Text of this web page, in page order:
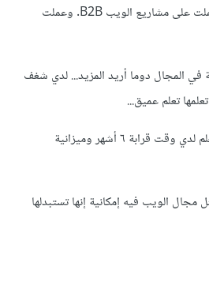
حر... ومع شركات صغيرة عملت على مشاريع الويب B2B. وعملت
المجال دوما أريد المزيد... لدي شغف
تعلم عميق...
هل تنصحونني بذلك؟ مع العلم لدي وقت قرابة ٦ أشهر وميزانية
الويب فيه إمكانية إنها تستبدلها